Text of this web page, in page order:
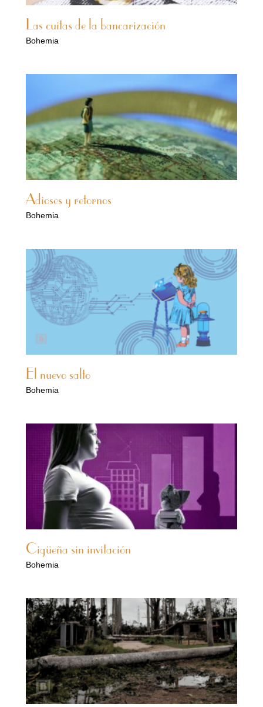
Las cuitas de la bancarización
Bohemia
Adioses y retornos
Bohemia
El nuevo salto
Bohemia
Cigüeña sin invitación
Bohemia